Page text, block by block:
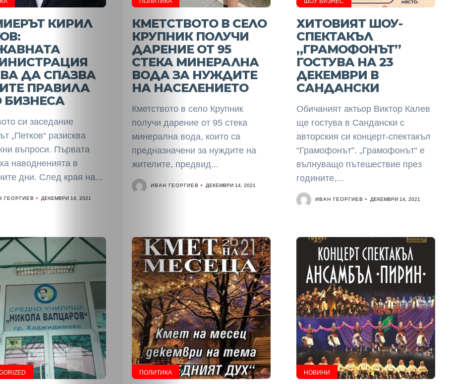
НАЧАЛО
КИРИЛ
ДА СПАЗВА
ПРАВИЛА
БИЗНЕСА
си заседание
„Петков“ разисква
въпроси. Първата
наводненията в
дни. След края на...
ГЕОРГИЕВ ДЕКЕМВРИ 14, 2021
КМЕТСТВОТО В СЕЛО
КРУПНИК ПОЛУЧИ
ДАРЕНИЕ ОТ 95
СТЕКА МИНЕРАЛНА
ВОДА ЗА НУЖДИТЕ
НА НАСЕЛЕНИЕТО
Кметството в село Крупник
получи дарение от 95 стека
минерална вода, които са
предназначени за нуждите на
жителите, предвид...
ИВАН ГЕОРГИЕВ ДЕКЕМВРИ 14, 2021
ХИТОВИЯТ ШОУ-
СПЕКТАКЪЛ
„ГРАМОФОНЪТ”
ГОСТУВА НА 23
ДЕКЕМВРИ В
САНДАНСКИ
Обичаният актьор Виктор Калев
ще гостува в Сандански с
авторския си концерт-спектакъл
“Грамофонът”. „Грамофонът“ е
вълнуващо пътешествие през
годините,...
ИВАН ГЕОРГИЕВ ДЕКЕМВРИ 14, 2021
ПОЛИТИКА НОВИНИ